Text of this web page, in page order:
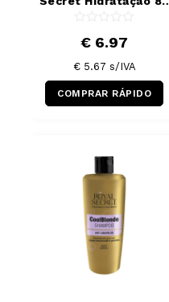
€ 6.97
€ 5.67 s/IVA
COMPRAR RÁPIDO